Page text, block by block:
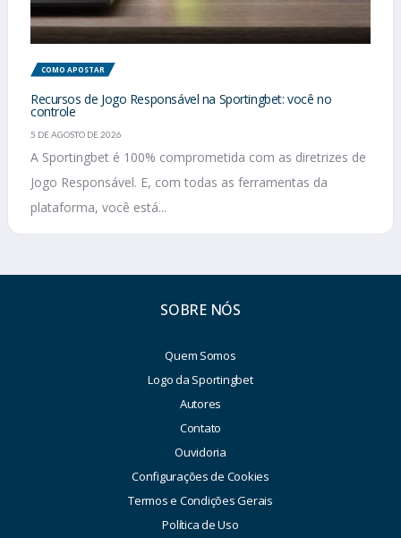
COMO APOSTAR
Recursos de Jogo Responsável na Sportingbet: você no
controle
5 DE AGOSTO DE 2026
A Sportingbet é 100% comprometida com as diretrizes de
Jogo Responsável. E, com todas as ferramentas da
plataforma, você está...
SOBRE NÓS
Quem Somos
Logo da Sportingbet
Autores
Contato
Ouvidoria
Configurações de Cookies
Termos e Condições Gerais
Política de Uso